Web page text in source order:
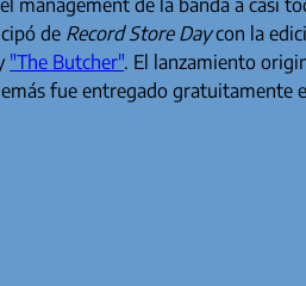
de Record Store Daycon la
"The Butcher". El lanzamiento
fue entregado